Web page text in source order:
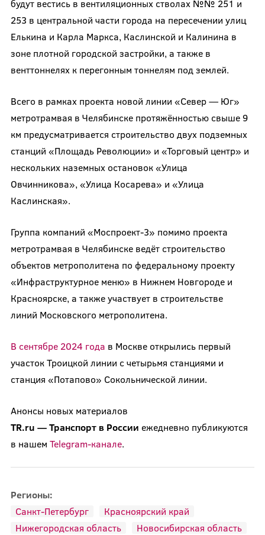
будут вестись в вентиляционных стволах №№ 251 и
253 в центральной части города на пересечении улиц
Елькина и Карла Маркса, Каслинской и Калинина в
зоне плотной городской застройки, а также в
венттоннелях к перегонным тоннелям под землей.
Всего в рамках проекта новой линии «Север — Юг»
метротрамвая в Челябинске протяжённостью свыше 9
км предусматривается строительство двух подземных
станций «Площадь Революции» и «Торговый центр» и
нескольких наземных остановок «Улица
Овчинникова», «Улица Косарева» и «Улица
Каслинская».
Группа компаний «Моспроект-3» помимо проекта
метротрамвая в Челябинске ведёт строительство
объектов метрополитена по федеральному проекту
«Инфраструктурное меню» в Нижнем Новгороде и
Красноярске, а также участвует в строительстве
линий Московского метрополитена.
В сентябре 2024 года в Москве открылись первый
участок Троицкой линии с четырьмя станциями и
станция «Потапово» Сокольнической линии.
Анонсы новых материалов
TR.ru — Транспорт в России ежедневно публикуются
в нашем Telegram-канале.
Регионы:
Санкт-Петербург
Красноярский край
Нижегородская область
Новосибирская область